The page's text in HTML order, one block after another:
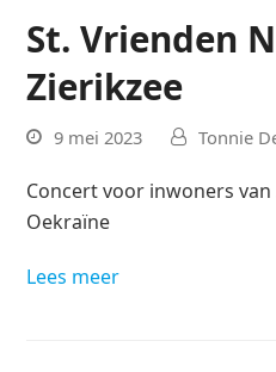
St. Vrienden
Zierikzee
9 mei 2023 Tonnie
Concert voor inwoners
Oekraïne
Lees meer